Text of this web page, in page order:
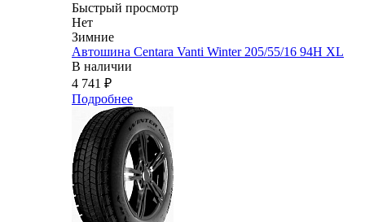
Быстрый просмотр
Нет
Зимние
Автошина Centara Vanti Winter 205/55/16 94H XL
В наличии
4 741 ₽
Подробнее